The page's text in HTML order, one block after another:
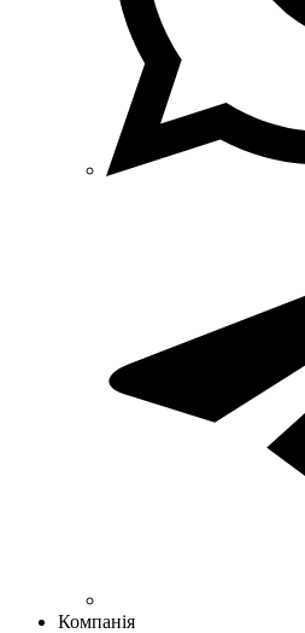
Компанія